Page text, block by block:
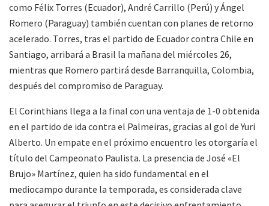
como Félix Torres (Ecuador), André Carrillo (Perú) y Ángel
Romero (Paraguay) también cuentan con planes de retorno
acelerado. Torres, tras el partido de Ecuador contra Chile en
Santiago, arribará a Brasil la mañana del miércoles 26,
mientras que Romero partirá desde Barranquilla, Colombia,
después del compromiso de Paraguay.​
El Corinthians llega a la final con una ventaja de 1-0 obtenida
en el partido de ida contra el Palmeiras, gracias al gol de Yuri
Alberto. Un empate en el próximo encuentro les otorgaría el
título del Campeonato Paulista. La presencia de José «El
Brujo» Martínez, quien ha sido fundamental en el
mediocampo durante la temporada, es considerada clave